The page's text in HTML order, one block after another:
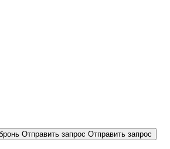
Отправить запрос Отправить запрос